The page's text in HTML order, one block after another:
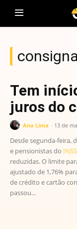
Tem
juros do
Ana Lima - 13 de
Desde segunda-feira,
e pensionistas do INSS
reduzidas. O limite
ajustado de 1,76%
de crédito e cartão
passou...